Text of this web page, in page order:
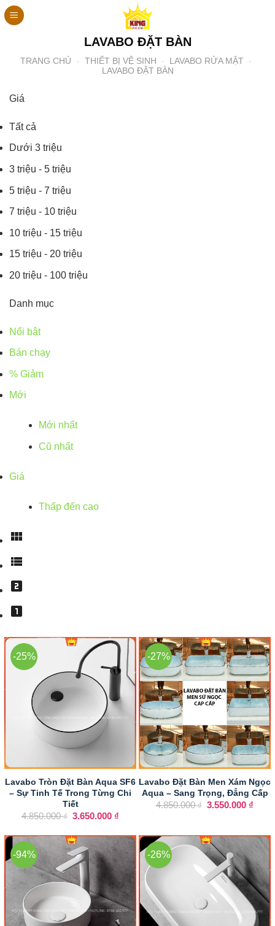
Bỏ
qua
LAVABO ĐẶT BÀN
TRANG CHỦ - THIẾT BỊ VỆ SINH - LAVABO RỬA MẶT -
LAVABO ĐẶT BÀN
Giá
Tất cả
Dưới 3 triệu
3 triệu - 5 triệu
5 triệu - 7 triệu
7 triệu - 10 triệu
10 triệu - 15 triệu
15 triệu - 20 triệu
20 triệu - 100 triệu
Danh mục
Nổi bật
Bán chạy
% Giảm
Mới
Mới nhất
Cũ nhất
Giá
Thấp đến cao
-25%
Lavabo Tròn Đặt Bàn Aqua SF6
– Sự Tinh Tế Trong Từng Chi
Tiết
4.850.000₫ Giá
gốc
4.850.000 ₫.
3.650.000 ₫
là:
3.650.000 ₫.
-27%
Lavabo Đặt Bàn Men Xám Ngọc
Aqua – Sang Trọng, Đẳng Cấp
4.850.000₫ Giá
gốc
3.550.000 ₫
-94% -26%